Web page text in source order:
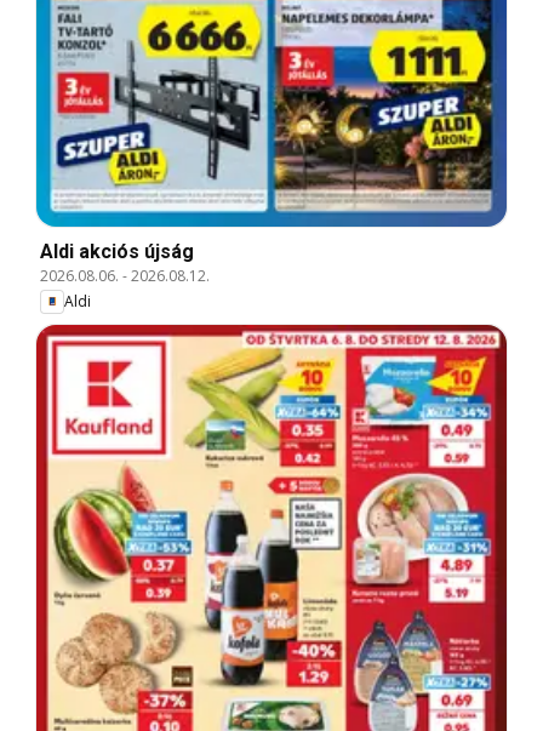
Aldi akciós újság
2026.08.06. -2026.08.12.
Aldi